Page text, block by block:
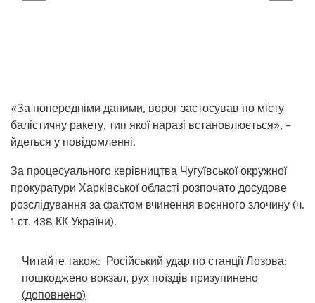
«За попередніми даними, ворог застосував по місту
балістичну ракету, тип якої наразі встановлюється», –
йдеться у повідомленні.
За процесуального керівництва Чугуївської окружної
прокуратури Харківської області розпочато досудове
розслідування за фактом вчинення воєнного злочину (ч.
1 ст. 438 КК України).
Читайте також: Російський удар по станції Лозова:
пошкоджено вокзал, рух поїздів призупинено
(доповнено)